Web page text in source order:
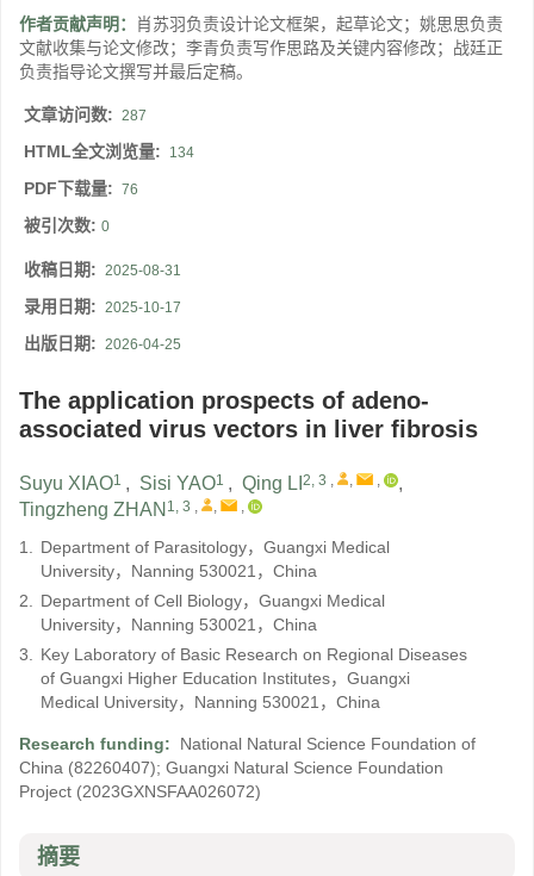
作者贡献声明：
肖苏羽负责设计论文框架，起草论文；姚思思负责
文献收集与论文修改；李青负责写作思路及关键内容修改；战廷正
负责指导论文撰写并最后定稿。
文章访问数: 287
HTML全文浏览量: 134
PDF下载量: 76
被引次数: 0
收稿日期: 2025-08-31
录用日期: 2025-10-17
出版日期: 2026-04-25
The application prospects of adeno-
associated virus vectors in liver fibrosis
Suyu XIAO1 , Sisi YAO1 , Qing LI 2, 3 , , ,
,
Tingzheng ZHAN 1, 3 , , ,
1. Department of Parasitology，Guangxi Medical
University，Nanning 530021，China
2. Department of Cell Biology，Guangxi Medical
University，Nanning 530021，China
3. Key Laboratory of Basic Research on Regional Diseases
of Guangxi Higher Education Institutes，Guangxi
Medical University，Nanning 530021，China
Research funding:
National Natural Science Foundation of
China (82260407); Guangxi Natural Science Foundation
Project (2023GXNSFAA026072)
摘要